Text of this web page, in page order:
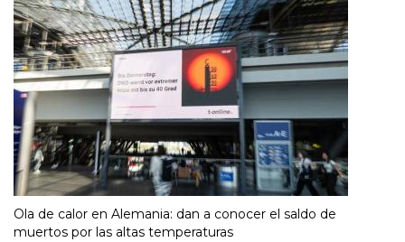
Ola de calor en Alemania: dan a conocer el saldo de
muertos por las altas temperaturas